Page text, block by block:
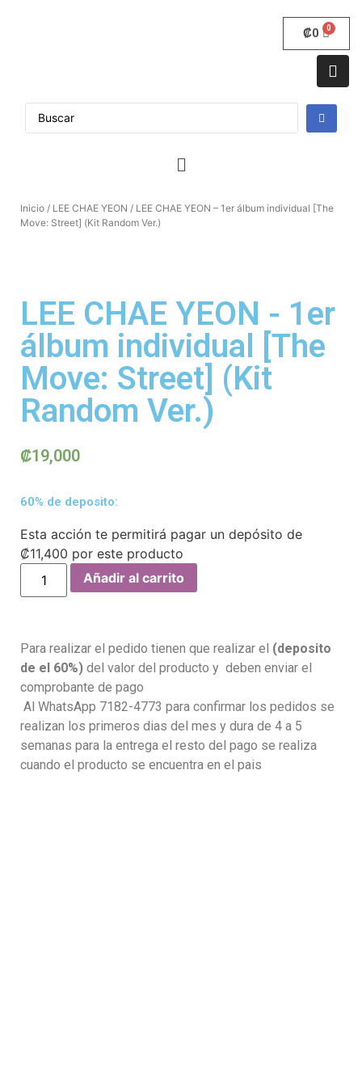
₡0
Inicio / LEE CHAE YEON / LEE CHAE YEON – 1er álbum individual [The
Move: Street] (Kit Random Ver.)
LEE CHAE YEON - 1er
álbum individual [The
Move: Street] (Kit
Random Ver.)
₡19,000
60% de deposito:
Esta acción te permitirá pagar un depósito de
₡11,400 por este producto
Añadir al carrito
Para realizar el pedido tienen que realizar el (deposito
de el 60%) del valor del producto y deben enviar el
comprobante de pago
Al WhatsApp 7182-4773 para confirmar los pedidos se
realizan los primeros dias del mes y dura de 4 a 5
semanas para la entrega el resto del pago se realiza
cuando el producto se encuentra en el pais